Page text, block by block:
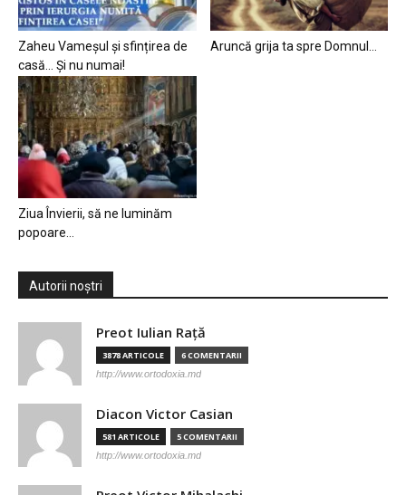
Zaheu Vameșul și sfințirea de
casă… Și nu numai!
Aruncă grija ta spre Domnul…
Ziua Învierii, să ne luminăm
popoare…
Autorii noștri
Preot Iulian Raţă
3878 ARTICOLE 6 COMENTARII
http://www.ortodoxia.md
Diacon Victor Casian
581 ARTICOLE 5 COMENTARII
http://www.ortodoxia.md